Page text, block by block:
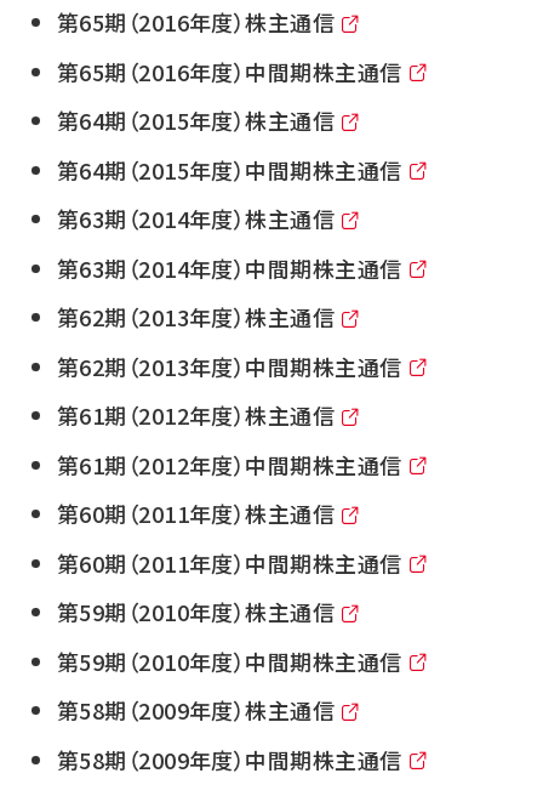
第65期（2016年度）株主通信
第65期（2016年度）中間期株主通信
第64期（2015年度）株主通信
第64期（2015年度）中間期株主通信
第63期（2014年度）株主通信
第63期（2014年度）中間期株主通信
第62期（2013年度）株主通信
第62期（2013年度）中間期株主通信
第61期（2012年度）株主通信
第61期（2012年度）中間期株主通信
第60期（2011年度）株主通信
第60期（2011年度）中間期株主通信
第59期（2010年度）株主通信
第59期（2010年度）中間期株主通信
第58期（2009年度）株主通信
第58期（2009年度）中間期株主通信